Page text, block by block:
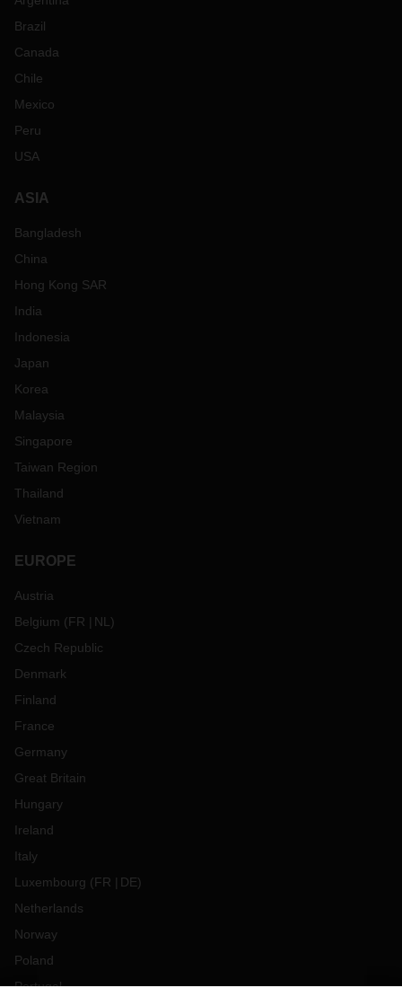
Brazil
Canada
Chile
Mexico
Peru
USA
ASIA
Bangladesh
China
Hong Kong SAR
India
Indonesia
Japan
Korea
Malaysia
Singapore
Taiwan Region
Thailand
Vietnam
EUROPE
Austria
Belgium (FR NL )
Czech Republic
Denmark
Finland
France
Germany
Great Britain
Hungary
Ireland
Italy
Luxembourg (FR DE)
Netherlands
Norway
Poland